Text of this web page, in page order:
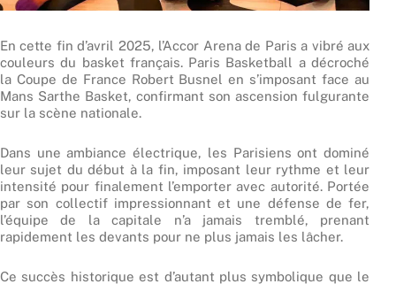
En cette fin d’avril 2025, l’Accor Arena de Paris a vibré aux
couleurs du basket français. Paris Basketball a décroché
la Coupe de France Robert Busnel en s’imposant face au
Mans Sarthe Basket, confirmant son ascension fulgurante
sur la scène nationale.
Dans une ambiance électrique, les Parisiens ont dominé
leur sujet du début à la fin, imposant leur rythme et leur
intensité pour finalement l’emporter avec autorité. Portée
par son collectif impressionnant et une défense de fer,
l’équipe de la capitale n’a jamais tremblé, prenant
rapidement les devants pour ne plus jamais les lâcher.
Ce succès historique est d’autant plus symbolique que le